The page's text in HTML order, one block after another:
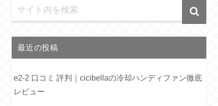
最近の投稿
e2-2 口コミ 評判｜cicibellaの冷却ハンディファン徹底
レビュー